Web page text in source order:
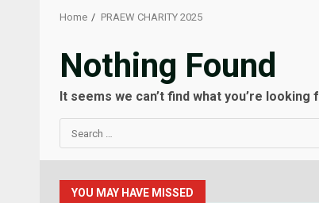
Home PRAEW CHARITY 2025
Nothing Found
It seems we can’t find what you’re
Search
for:
YOU MAY HAVE MISSED